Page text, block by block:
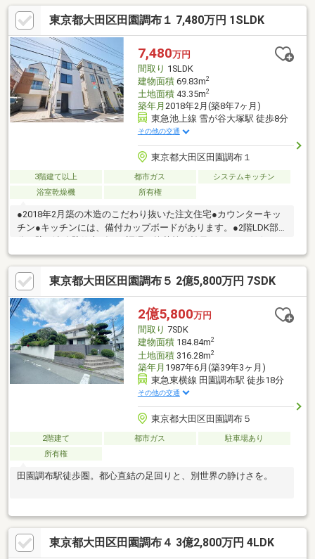
な住宅街にありながらコンビニやスーパーも歩いていける立地に
なります。◆カースペース1台分＆自転車置き場スペースもあ
り。是非、現地をご見学ください♪ ☆━━━…‥・ ━☆━ ・‥…
━━━☆
東京都大田区田園調布１ 7,480万円 1SLDK
7,480万円
間取り 1SLDK
建物面積69.83m2
土地面積43.35m2
築年月 2018年2月(築8年7ヶ月)
東急池上線 雪が谷大塚駅 徒歩8分
その他の交通
東京都大田区田園調布１
3階建て以上 都市ガス
システムキッチン
浴室乾燥機
所有権
●2018年2月築の木造のこだわり抜いた注文住宅●カウンターキッ
チン●キッチンには、備付カップボードがあります。●2階LDK部
性もあります。●浴室換気乾燥機●お部屋内に柱が無くすっきりと
した間取りです。●豊富な収納●浴室暖房乾燥機●フルオートバス●
食洗機●トイレ(1階・3階)●TVモニター付インターホン
東京都大田区田園調布５ 2億5,800万円 7SDK
2億5,800万円
間取り 7SDK
建物面積184.84m2
土地面積316.28m2
築年月 1987年6月(築39年3ヶ月)
東急東横線 田園調布駅 徒歩18分
その他の交通
東京都大田区田園調布５
2階建て 都市ガス
駐車場あり
所有権
田園調布駅徒歩圏。都心直結の足回りと、別世界の静けさを。
東京都大田区田園調布４ 3億2,800万円 4LDK